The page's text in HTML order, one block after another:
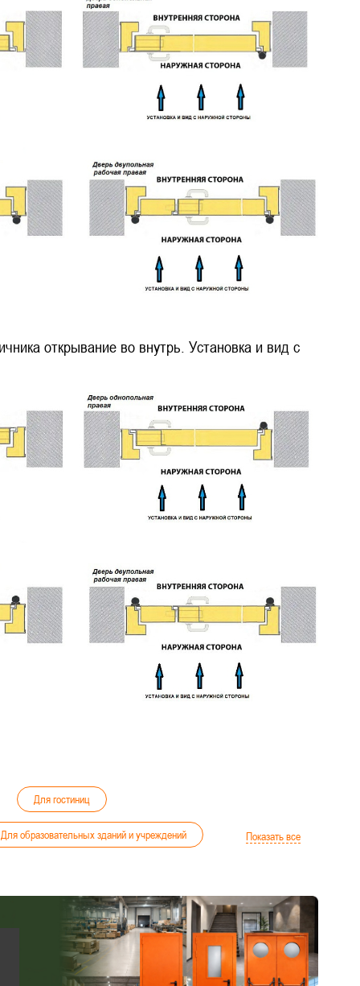
открывание во внутрь. Установка и вид с
Для гостиниц
Для образовательных зданий и учреждений
Для общежитий
С притвором
вокзалов, метрополитена
Показать все